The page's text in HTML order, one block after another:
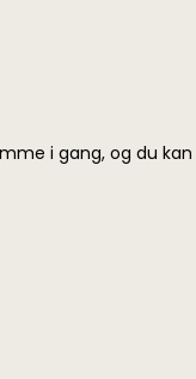
i gang, og du